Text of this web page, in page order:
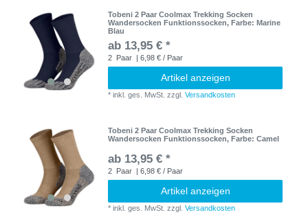
Tobeni 2 Paar Coolmax Trekking Socken
Wandersocken Funktionssocken, Farbe: Marine
Blau
ab 13,95 € *
2 Paar | 6,98 € / Paar
Artikel anzeigen
*inkl. ges. MwSt. zzgl.Versandkosten
Tobeni 2 Paar Coolmax Trekking Socken
Wandersocken Funktionssocken, Farbe: Camel
ab 13,95 € *
2 Paar | 6,98 € / Paar
Artikel anzeigen
*inkl. ges. MwSt. zzgl.Versandkosten